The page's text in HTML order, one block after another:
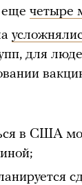
четыре
для
в США